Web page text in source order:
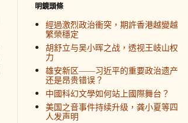
明鏡頭條
經過激烈政治衝突，期許香港越變越
繁榮穩定
胡舒立与吴小晖之战，透视王岐山权
力
雄安新区——习近平的重要政治遗产
还是昂贵错误？
中國科幻文學如何站上國際舞台？
美国之音事件持续升级，龚小夏等四
人发声明